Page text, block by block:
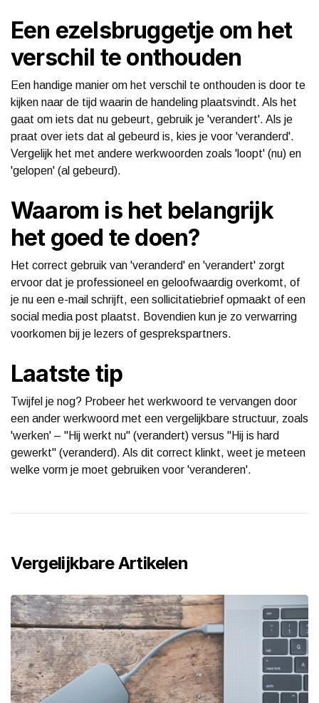
Een ezelsbruggetje om het
verschil te onthouden
Een handige manier om het verschil te onthouden is door te
kijken naar de tijd waarin de handeling plaatsvindt. Als het
gaat om iets dat nu gebeurt, gebruik je 'verandert'. Als je
praat over iets dat al gebeurd is, kies je voor 'veranderd'.
Vergelijk het met andere werkwoorden zoals 'loopt' (nu) en
'gelopen' (al gebeurd).
Waarom is het belangrijk
het goed te doen?
Het correct gebruik van 'veranderd' en 'verandert' zorgt
ervoor dat je professioneel en geloofwaardig overkomt, of
je nu een e-mail schrijft, een sollicitatiebrief opmaakt of een
social media post plaatst. Bovendien kun je zo verwarring
voorkomen bij je lezers of gesprekspartners.
Laatste tip
Twijfel je nog? Probeer het werkwoord te vervangen door
een ander werkwoord met een vergelijkbare structuur, zoals
'werken' – "Hij werkt nu" (verandert) versus "Hij is hard
gewerkt" (veranderd). Als dit correct klinkt, weet je meteen
welke vorm je moet gebruiken voor 'veranderen'.
Vergelijkbare Artikelen